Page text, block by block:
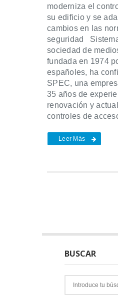
moderniza el
su edificio y se
cambios en las
seguridad
sociedad de
fundada en 1974
españoles, ha
SPEC, una
35 años de
renovación y
controles de
Leer Más
BUSCAR